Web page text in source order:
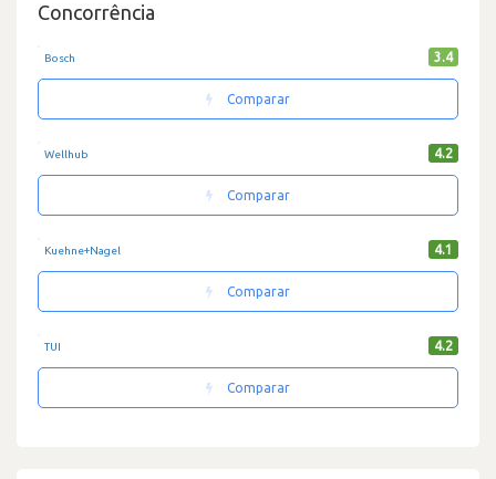
Concorrência
Bosch 3.4
Comparar
Wellhub 4.2
Comparar
Kuehne+Nagel 4.1
Comparar
TUI 4.2
Comparar